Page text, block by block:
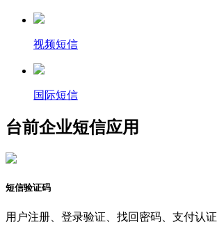
视频短信
国际短信
台前企业短信应用
短信验证码
用户注册、登录验证、找回密码、支付认证